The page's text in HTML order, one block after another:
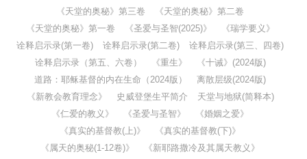
《天堂的奥秘》第三卷
《天堂的奥秘》第二卷
《天堂的奥秘》第一卷
《圣爱与圣智(2025)》
《瑞学要义》
诠释启示录(第一卷)
诠释启示录(第二卷)
诠释启示录(第三、四卷)
诠释启示录（第五、六卷）
《重生》
《十诫》(2024版)
道路：耶稣基督的内在生命（2024版）
离散层级(2024版)
《新教会教育理念》
史威登堡生平简介
天堂与地狱(简释本)
《仁爱的教义》
《圣爱与圣智》
《婚姻之爱》
《真实的基督教(上)》
《真实的基督教(下)》
《属天的奥秘(1-12卷)》
《新耶路撒冷及其属天教义》